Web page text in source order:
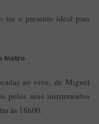
ter o presente ideal para
teatro
ao vivo, de Miguel
pelos seus instrumentos
às 18h00.